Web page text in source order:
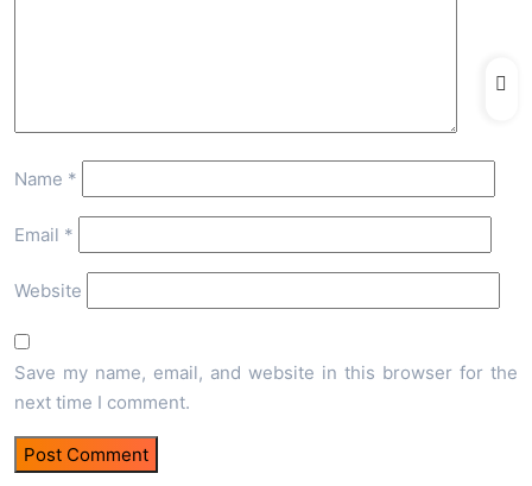
Name *
Email *
Website
Save my name, email, and website in this browser for the
next time I comment.